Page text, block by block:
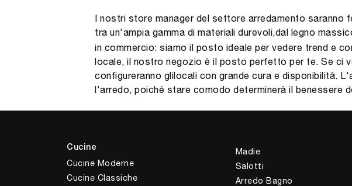
I nostri store manager del settore arredamento saranno
tra un'ampia gamma di materiali durevoli,dal legno
in commercio: siamo il posto ideale per vedere trend e
locale, il nostro negozio è il posto perfetto per te. Se ci
configureranno glilocali con grande cura e disponibilità.
l'arredo, poiché stare comodo determinerà il benessere
Cucine
Cucine Moderne
Cucine Classiche
Madie
Salotti
Arredo Bagno